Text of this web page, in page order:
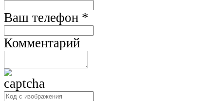
Ваш телефон *
Комментарий